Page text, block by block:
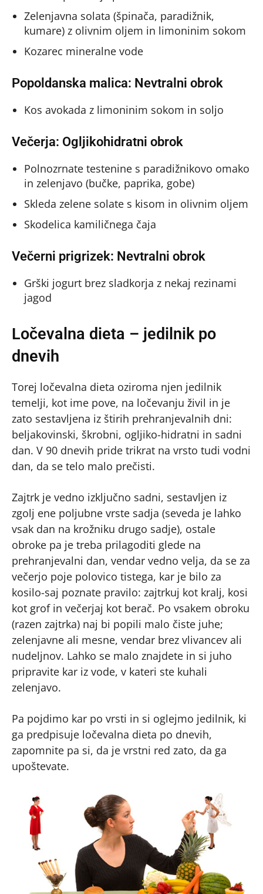
Zelenjavna solata (špinača, paradižnik,
kumare) z olivnim oljem in limoninim sokom
Kozarec mineralne vode
Popoldanska malica: Nevtralni obrok
Kos avokada z limoninim sokom in soljo
Večerja: Ogljikohidratni obrok
Polnozrnate testenine s paradižnikovo omako
in zelenjavo (bučke, paprika, gobe)
Skleda zelene solate s kisom in olivnim oljem
Skodelica kamiličnega čaja
Večerni prigrizek: Nevtralni obrok
Grški jogurt brez sladkorja z nekaj rezinami
jagod
Ločevalna dieta – jedilnik po
dnevih
Torej ločevalna dieta oziroma njen jedilnik
temelji, kot ime pove, na ločevanju živil in je
zato sestavljena iz štirih prehranjevalnih dni:
beljakovinski, škrobni, ogljiko-hidratni in sadni
dan. V 90 dnevih pride trikrat na vrsto tudi vodni
dan, da se telo malo prečisti.
Zajtrk je vedno izključno sadni, sestavljen iz
zgolj ene poljubne vrste sadja (seveda je lahko
vsak dan na krožniku drugo sadje), ostale
obroke pa je treba prilagoditi glede na
prehranjevalni dan, vendar vedno velja, da se za
večerjo poje polovico tistega, kar je bilo za
kosilo-saj poznate pravilo: zajtrkuj kot kralj, kosi
kot grof in večerjaj kot berač. Po vsakem obroku
(razen zajtrka) naj bi popili malo čiste juhe;
zelenjavne ali mesne, vendar brez vlivancev ali
nudeljnov. Lahko se malo znajdete in si juho
pripravite kar iz vode, v kateri ste kuhali
zelenjavo.
Pa pojdimo kar po vrsti in si oglejmo jedilnik, ki
ga predpisuje ločevalna dieta po dnevih,
zapomnite pa si, da je vrstni red zato, da ga
upoštevate.